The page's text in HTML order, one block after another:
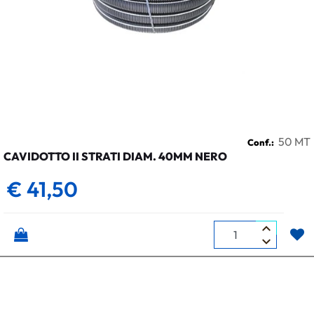
Conf.: 50 MT
CAVIDOTTO II STRATI DIAM. 40MM NERO
€ 41,50
Quantità